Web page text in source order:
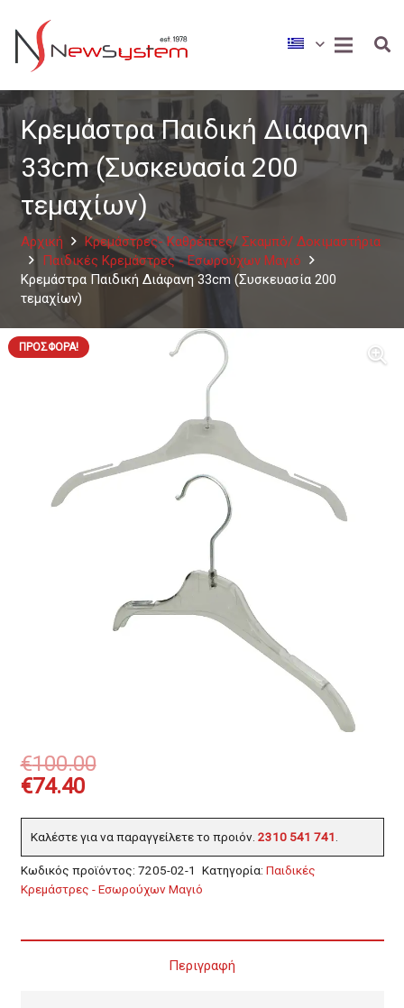
Κρεμάστρα Παιδική Διάφανη
33cm (Συσκευασία 200
τεμαχίων)
Αρχική
Κρεμάστρες- Καθρέπτες/ Σκαμπό/ Δοκιμαστήρια
Παιδικές Κρεμάστρες - Εσωρούχων Μαγιό
Κρεμάστρα Παιδική Διάφανη 33cm (Συσκευασία 200
τεμαχίων)
ΠΡΟΣΦΟΡΆ!
€100.00
€74.40
Καλέστε για να παραγγείλετε το προιόν. 2310 541 741
Κωδικός προϊόντος: 7205-02-1 Κατηγορία: Παιδικές
Κρεμάστρες - Εσωρούχων Μαγιό
Περιγραφή